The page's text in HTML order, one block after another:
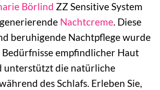
Börlind ZZ Sensitive System
Nachtcreme. Diese
beruhigende Nachtpflege wurde
empfindlicher Haut
unterstützt die natürliche
des Schlafs. Erleben Sie,